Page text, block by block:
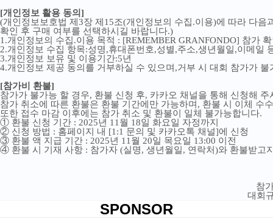
[개인정보 활용 동의]
(개인정보보호법 제 3장 제 15조(개인정보의 수집.이용)에 따라 다음
확인 후 구매 여부를 선택하시길 바랍니다.)
1.개인정보의 수집.이용 목적 : [REMEMBER GRANFONDO] 참가
2.개인정보 수집 항목:성명,휴대폰번호,성별,주소,생년월일,이메일
3.개인정보 보유 및 이용기간:5년
4.개인정보 제공 동의를 거부하실 수 있으며 ,거부 시 대회 참가가
[참가비 환불]
참가가 불가능 할 경우, 환불 신청 후, 카카오 채널을 통해 신청해
참가 취소에 따른 환불은 환불 기간에만 가능하며 , 환불 시 이체 수
또한 접수 마감 이후에는 참가 취소 및 환불이 일체 불가능합니다.
① 환불 신청 기간 : 2025년 11 월 18일 화요일 자정까지
② 신청 방법 : 홈페이지 내 [1:1 문의 및 카카오톡 채널]에 신청
③ 환불 액 지급 기간 : 2025년 11 월 20일 목요일 13:00 이전
④ 환불 시 기재 사항 : 참가자 (실명, 생년월일, 연락처)와 환불받고
참
대회
SPONSOR